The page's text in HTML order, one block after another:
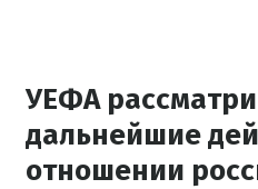
УЕФА
дальнейшие
отношении